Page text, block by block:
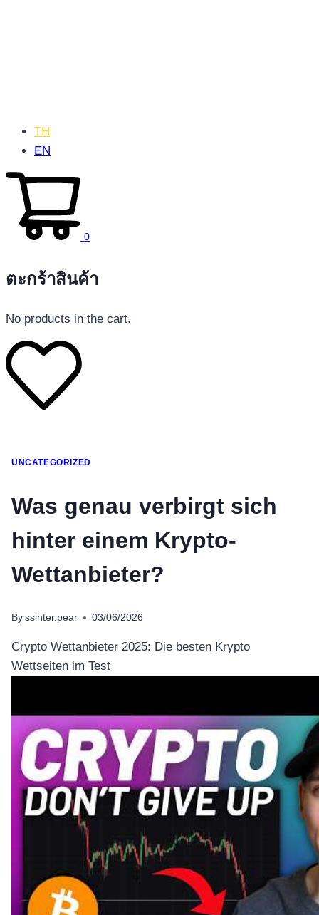
โทรศัพท์มือถือ
อุปกรณ์เสริมโทรศัพท์
สินค้าตามแบรนด์
TH
EN
0
ตะกร้าสินค้า
No products in the cart.
UNCATEGORIZED
Was genau verbirgt sich
hinter einem Krypto-
Wettanbieter?
By ssinter.pear 03/06/2026
Crypto Wettanbieter 2025: Die besten Krypto
Wettseiten im Test